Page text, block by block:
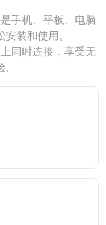
手机、平板、电脑
装和使用。
同时连接，享受无